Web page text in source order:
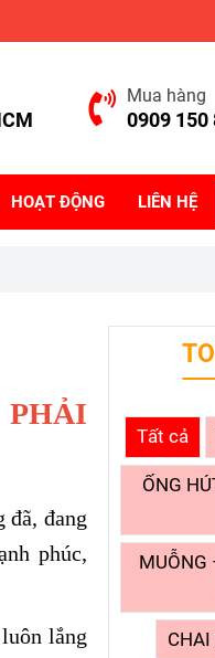
Mua hàng
0909 150
HOẠT ĐỘNG LIÊN HỆ
đã, đang
phúc,
lắng
Tất cả
ỐNG
MUỖNG